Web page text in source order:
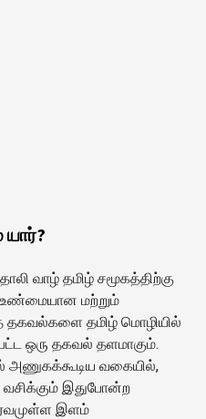
வாழ் தமிழ் சமூகத்திற்கு
உண்மையான மற்றும்
தகவல்களை தமிழ் மொழியில்
ஒரு தகவல் தளமாகும்.
அணுகக்கூடிய வகையில்,
வசிக்கும் இதுபோன்ற
இளம்